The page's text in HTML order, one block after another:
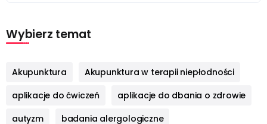
Wybierz temat
Akupunktura
Akupunktura w terapii niepłodności
aplikacje do ćwiczeń
aplikacje do dbania o zdrowie
autyzm
badania alergologiczne